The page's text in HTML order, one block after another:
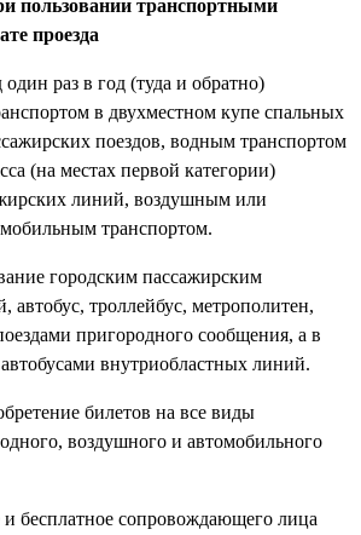
пользовании транспортными
проезда
раз в год (туда и обратно)
в двухместном купе спальных
поездов, водным транспортом
(на местах первой категории)
линий, воздушным или
транспортом.
городским пассажирским
автобус, троллейбус, метрополитен,
пригородного сообщения, а в
внутриобластных линий.
билетов на все виды
воздушного и автомобильного
и бесплатное сопровождающего лица